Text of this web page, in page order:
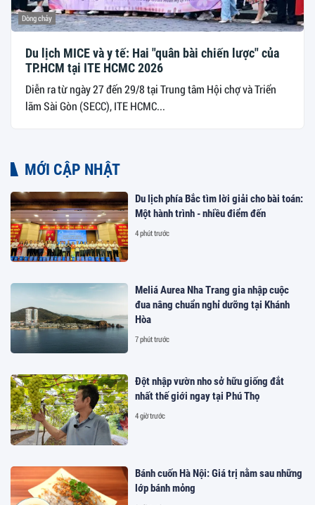
Dòng chảy
Du lịch MICE và y tế: Hai "quân bài chiến lược" của
TP.HCM tại ITE HCMC 2026
Diễn ra từ ngày 27 đến 29/8 tại Trung tâm Hội chợ và Triển
lãm Sài Gòn (SECC), ITE HCMC...
MỚI CẬP NHẬT
Du lịch phía Bắc tìm lời giải cho bài toán:
Một hành trình - nhiều điểm đến
4 phút trước
Meliá Aurea Nha Trang gia nhập cuộc
đua nâng chuẩn nghỉ dưỡng tại Khánh
Hòa
7 phút trước
Đột nhập vườn nho sở hữu giống đắt
nhất thế giới ngay tại Phú Thọ
4 giờ trước
Bánh cuốn Hà Nội: Giá trị nằm sau những
lớp bánh mỏng